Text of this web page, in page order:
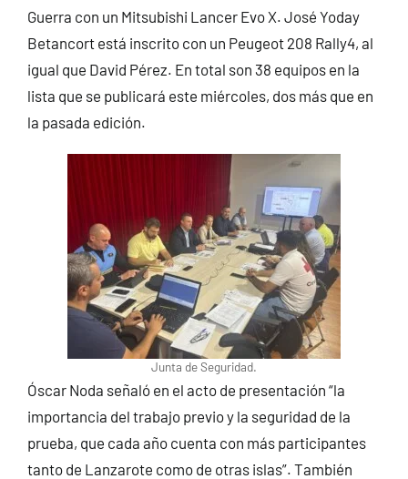
Guerra con un Mitsubishi Lancer Evo X. José Yoday
Betancort está inscrito con un Peugeot 208 Rally4, al
igual que David Pérez. En total son 38 equipos en la
lista que se publicará este miércoles, dos más que en
la pasada edición.
Junta de Seguridad.
Óscar Noda señaló en el acto de presentación “la
importancia del trabajo previo y la seguridad de la
prueba, que cada año cuenta con más participantes
tanto de Lanzarote como de otras islas”. También